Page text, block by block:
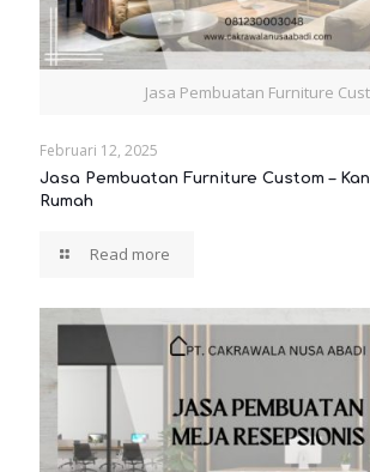
Jasa Pembuatan Furniture
Februari 12, 2025
Jasa Pembuatan Furniture Custom –
Rumah
Read more